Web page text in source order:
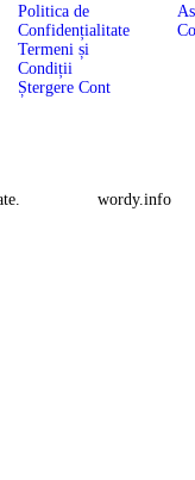
Politica de
Confidențialitate
Termeni și
Condiții
Ștergere Cont
wordy.info